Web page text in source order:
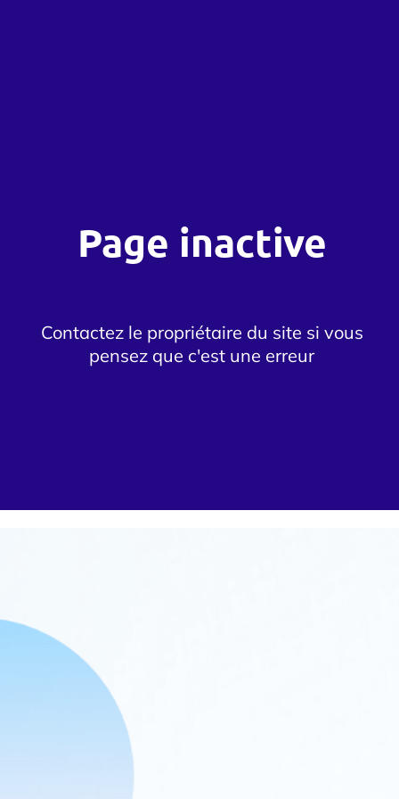
Page inactive
Contactez le propriétaire du site si vous
pensez que c'est une erreur